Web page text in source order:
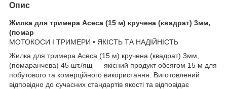
Опис
Жилка для тримера Асеса (15 м) кручена (квадрат) 3мм,
(помар
МОТОКОСИ І ТРИМЕРИ • ЯКІСТЬ ТА НАДІЙНІСТЬ
Жилка для тримера Асеса (15 м) кручена (квадрат) 3мм,
(помаранчева) 45 шт./ящ — якісний продукт обсягом 15 м для
побутового та комерційного використання. Виготовлений
відповідно до сучасних стандартів якості та відповідає